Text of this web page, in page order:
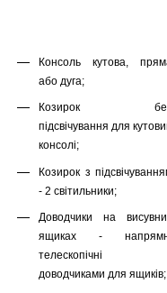
Консоль кутова,
або дуга;
Козирок
підсвічування для
консолі;
Козирок з
- 2 світильники;
Доводчики на
ящиках -
телескопічні
доводчиками для ящиків;